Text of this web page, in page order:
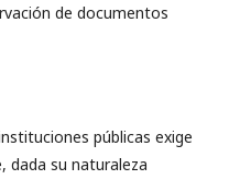
de documentos
públicas exige
dada su naturaleza